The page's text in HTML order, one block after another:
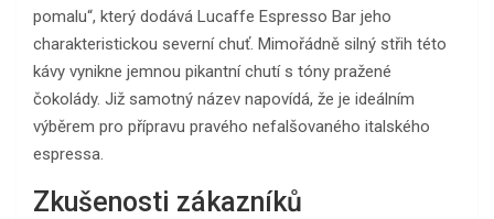
pomalu“, který dodává Lucaffe Espresso Bar jeho
charakteristickou severní chuť. Mimořádně silný střih této
kávy vynikne jemnou pikantní chutí s tóny pražené
čokolády. Již samotný název napovídá, že je ideálním
výběrem pro přípravu pravého nefalšovaného italského
espressa.
Zkušenosti zákazníků